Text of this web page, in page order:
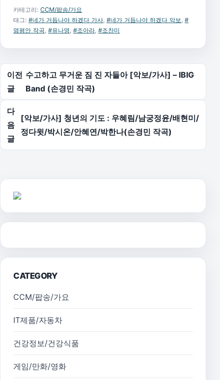
카테고리: CCM/팝송/가요
태그: #네가 거듭나야 하겠다 가사, #네가 거듭나야 하겠다 악보, #
염평안 작곡, #유나영, #조아라, #조찬미
글 탐색
이전
글
수고하고 무거운 짐 진 자들아 [악보/가사] – IBIG
Band (손경민 작곡)
다
음
글
[악보/가사] 청년의 기도 : 우혜림/남궁정윤/배현미/
정다윗/박시온/안혜연/박한나(손경민 작곡)
CATEGORY
CCM/팝송/가요
IT제품/자동차
건강정보/건강식품
게임/만화/영화